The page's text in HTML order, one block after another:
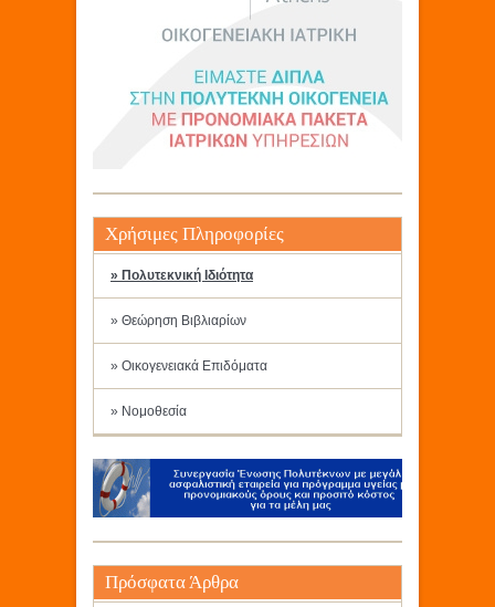
Χρήσιμες Πληροφορίες
» Πολυτεκνική Ιδιότητα
» Θεώρηση Βιβλιαρίων
» Οικογενειακά Επιδόματα
» Νομοθεσία
Πρόσφατα Άρθρα